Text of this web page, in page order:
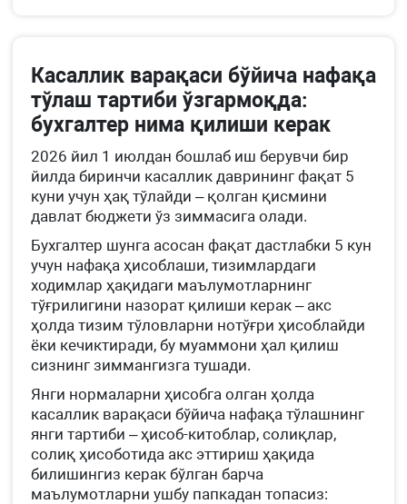
Касаллик варақаси бўйича нафақа
тўлаш тартиби ўзгармоқда:
бухгалтер нима қилиши керак
2026 йил 1 июлдан бошлаб иш берувчи бир
йилда биринчи касаллик даврининг фақат 5
куни учун ҳақ тўлайди – қолган қисмини
давлат бюджети ўз зиммасига олади.
Бухгалтер шунга асосан фақат дастлабки 5 кун
учун нафақа ҳисоблаши, тизимлардаги
ходимлар ҳақидаги маълумотларнинг
тўғрилигини назорат қилиши керак – акс
ҳолда тизим тўловларни нотўғри ҳисоблайди
ёки кечиктиради, бу муаммони ҳал қилиш
сизнинг зиммангизга тушади.
Янги нормаларни ҳисобга олган ҳолда
касаллик варақаси бўйича нафақа тўлашнинг
янги тартиби – ҳисоб-китоблар, солиқлар,
солиқ ҳисоботида акс эттириш ҳақида
билишингиз керак бўлган барча
маълумотларни ушбу папкадан топасиз: